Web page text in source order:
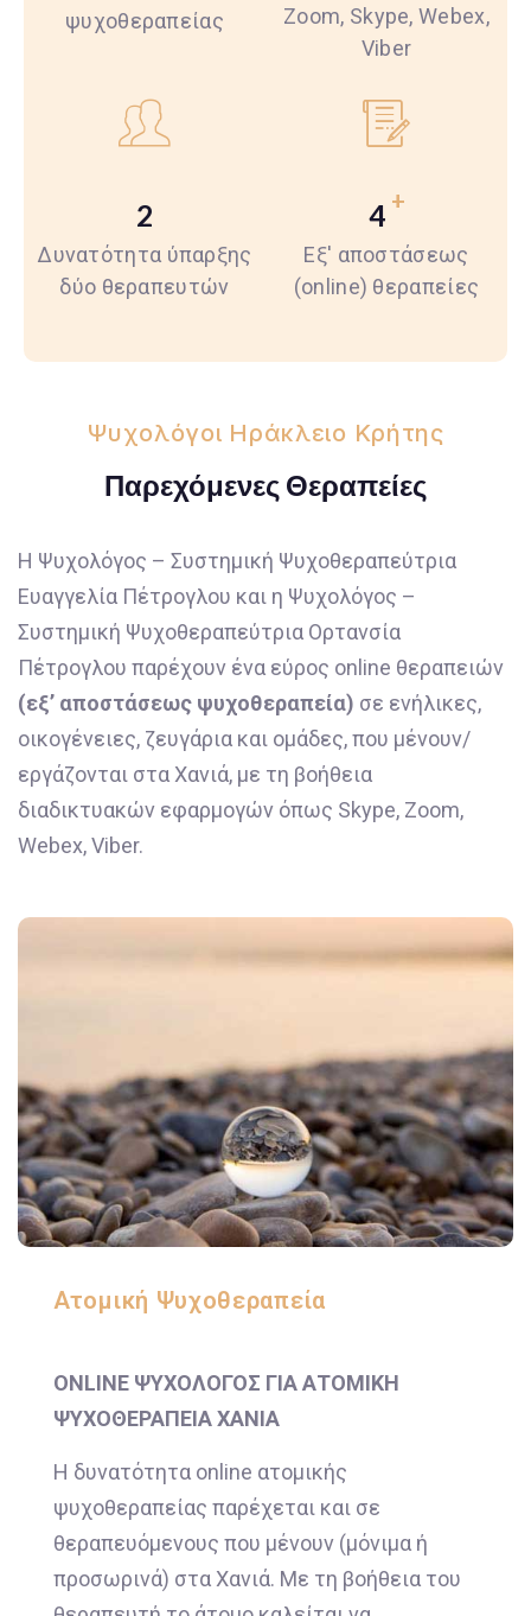
ψυχοθεραπείας
Zoom, Skype, Webex,
Viber
2
Δυνατότητα ύπαρξης
δύο θεραπευτών
4 +
Εξ' αποστάσεως
(online) θεραπείες
Ψυχολόγοι Ηράκλειο Κρήτης
Παρεχόμενες Θεραπείες
Η Ψυχολόγος – Συστημική Ψυχοθεραπεύτρια
Ευαγγελία Πέτρογλου και η Ψυχολόγος –
Συστημική Ψυχοθεραπεύτρια Ορτανσία
Πέτρογλου παρέχουν ένα εύρος online θεραπειών
(εξ’ αποστάσεως ψυχοθεραπεία) σε ενήλικες,
οικογένειες, ζευγάρια και ομάδες, που μένουν/
εργάζονται στα Χανιά, με τη βοήθεια
διαδικτυακών εφαρμογών όπως Skype, Zoom,
Webex, Viber.
Ατομική Ψυχοθεραπεία
ONLINE ΨΥΧΟΛΟΓΟΣ ΓΙΑ ΑΤΟΜΙΚΗ
ΨΥΧΟΘΕΡΑΠΕΙΑ ΧΑΝΙΑ
Η δυνατότητα online ατομικής
ψυχοθεραπείας παρέχεται και σε
θεραπευόμενους που μένουν (μόνιμα ή
προσωρινά) στα Χανιά. Με τη βοήθεια του